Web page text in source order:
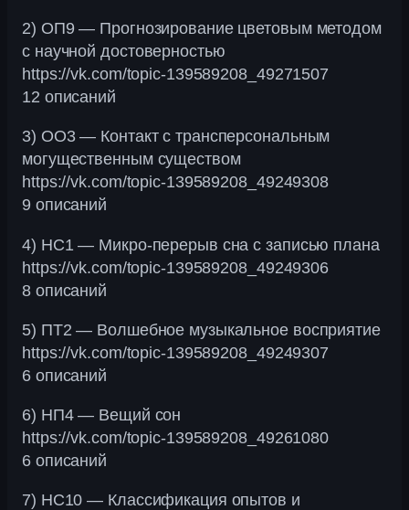
2) ОП9 — Прогнозирование цветовым методом
с научной достоверностью
https://vk.com/topic-139589208_49271507
12 описаний
3) ОО3 — Контакт с трансперсональным
могущественным существом
https://vk.com/topic-139589208_49249308
9 описаний
4) НС1 — Микро-перерыв сна с записью плана
https://vk.com/topic-139589208_49249306
8 описаний
5) ПТ2 — Волшебное музыкальное восприятие
https://vk.com/topic-139589208_49249307
6 описаний
6) НП4 — Вещий сон
https://vk.com/topic-139589208_49261080
6 описаний
7) НС10 — Классификация опытов и